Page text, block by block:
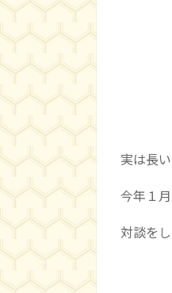
実は長
今年１
対談を